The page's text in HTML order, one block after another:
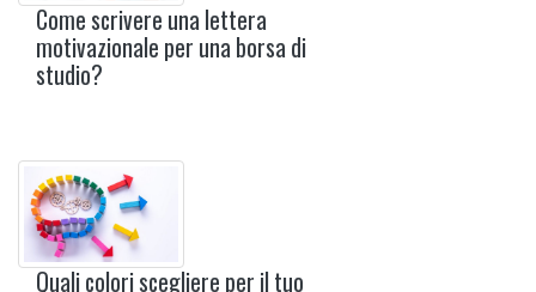
Come scrivere una lettera
motivazionale per una borsa di
studio?
Quali colori scegliere per il tuo